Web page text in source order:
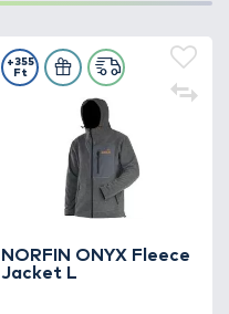
NORFIN ONYX Fleece
Jacket L
+355
Ft